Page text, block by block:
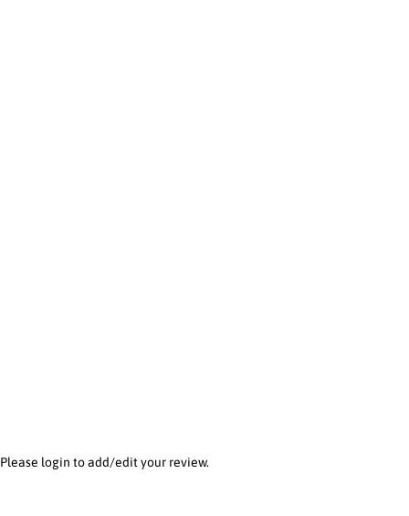
Please login to add/edit your review.